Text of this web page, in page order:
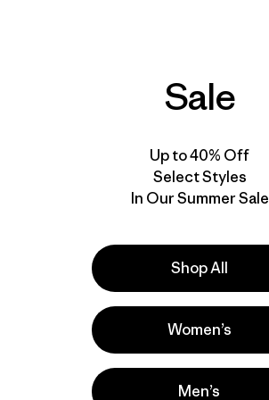
Sale
Up to 40% Off
Select Styles
In Our Summer Sale
Shop All
Women’s
Men’s